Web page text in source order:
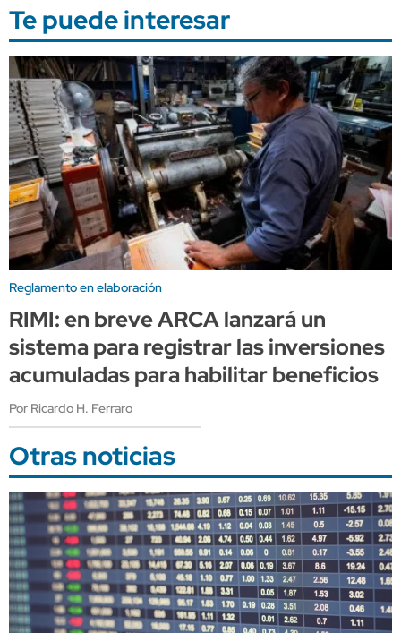
Te puede interesar
Reglamento en elaboración
RIMI: en breve ARCA lanzará un
sistema para registrar las inversiones
acumuladas para habilitar beneficios
Por Ricardo H. Ferraro
Otras noticias